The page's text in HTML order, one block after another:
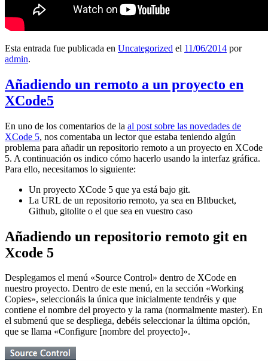
Esta entrada fue publicada en Uncategorized el 11/06/2014 por
admin.
Añadiendo un remoto a un proyecto en
XCode5
En uno de los comentarios de la al post sobre las novedades de
XCode 5, nos comentaba un lector que estaba teniendo algún
problema para añadir un repositorio remoto a un proyecto en XCode
5. A continuación os indico cómo hacerlo usando la interfaz gráfica.
Para ello, necesitamos lo siguiente:
Un proyecto XCode 5 que ya está bajo git.
La URL de un repositorio remoto, ya sea en BItbucket,
Github, gitolite o el que sea en vuestro caso
Añadiendo un repositorio remoto git en
Xcode 5
Desplegamos el menú «Source Control» dentro de XCode en
nuestro proyecto. Dentro de este menú, en la sección «Working
Copies», seleccionáis la única que inicialmente tendréis y que
contiene el nombre del proyecto y la rama (normalmente master). En
el submenú que se despliega, debéis seleccionar la última opción,
que se llama «Configure [nombre del proyecto]».